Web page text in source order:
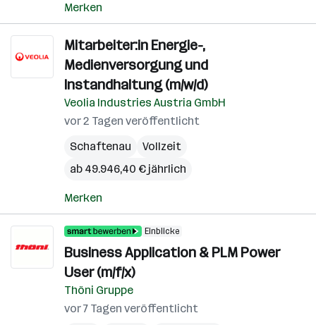
Merken
Mitarbeiter:in Energie-,
Medienversorgung und
Instandhaltung (m/w/d)
Veolia Industries Austria GmbH
vor 2 Tagen veröffentlicht
Schaftenau
Vollzeit
ab 49.946,40 € jährlich
Merken
Einblicke
Business Application & PLM Power
User (m/f/x)
Thöni Gruppe
vor 7 Tagen veröffentlicht